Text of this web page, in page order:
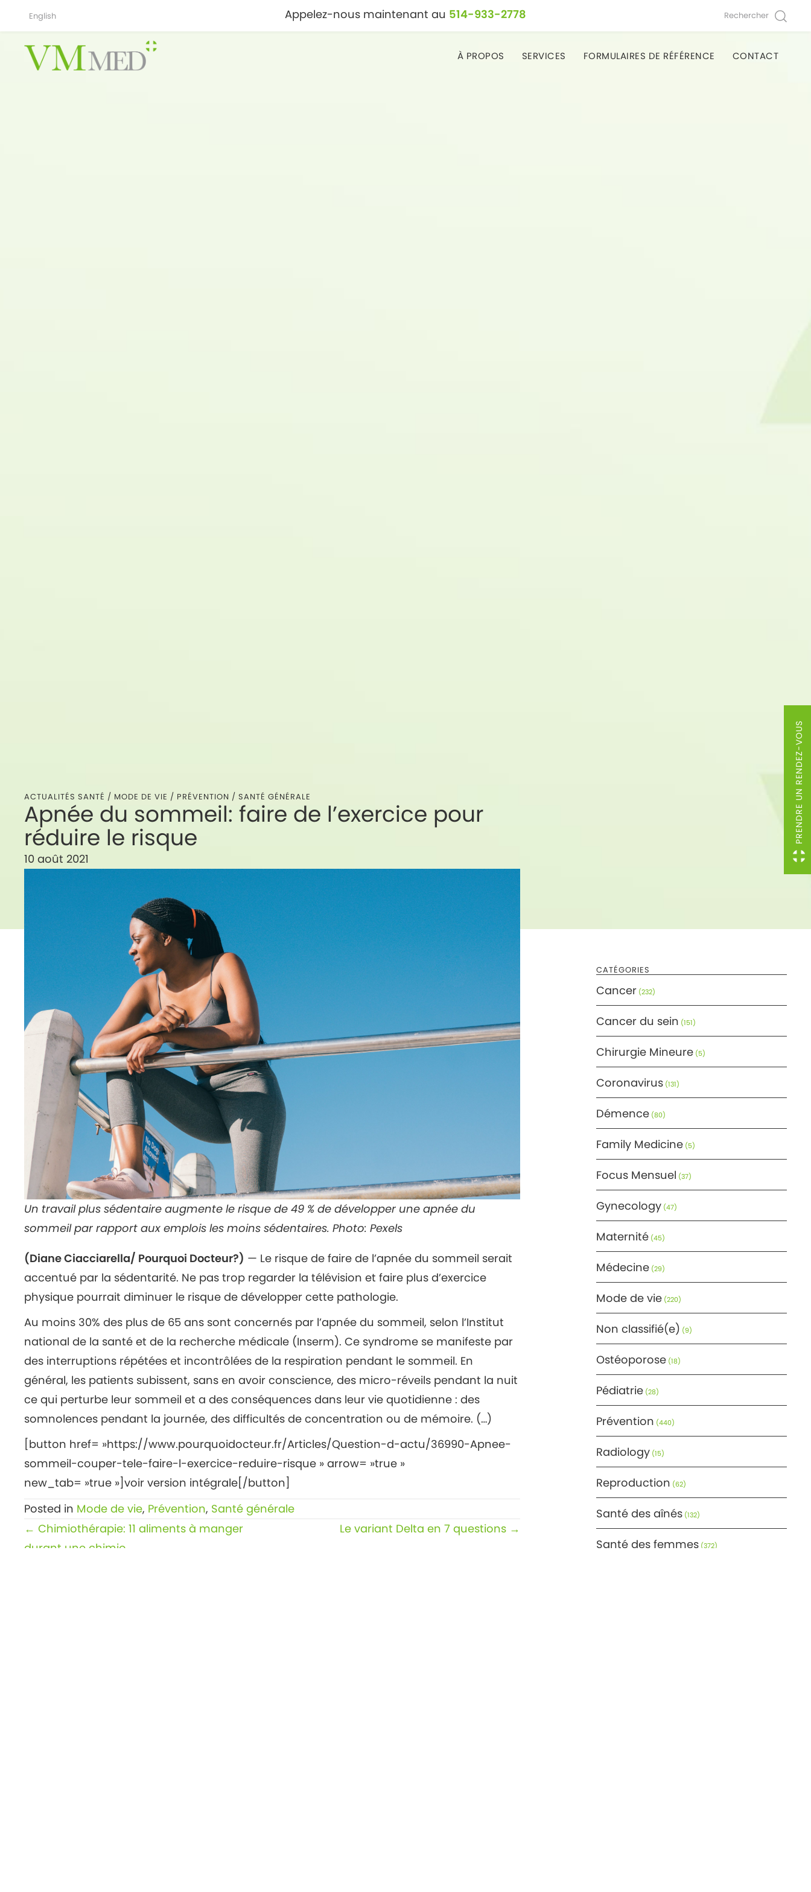
English Appelez-nous maintenant au 514-933-2778 Rechercher
À PROPOS SERVICES FORMULAIRES DE RÉFÉRENCE CONTACT
ACTUALITÉS SANTÉ / MODE DE VIE / PRÉVENTION / SANTÉ GÉNÉRALE
Apnée du sommeil: faire de l’exercice pour
réduire le risque
10 août 2021
Un travail plus sédentaire augmente le risque de 49 % de développer une apnée du
sommeil par rapport aux emplois les moins sédentaires. Photo: Pexels
(Diane Ciacciarella/ Pourquoi Docteur?) — Le risque de faire de l’apnée du sommeil serait
accentué par la sédentarité. Ne pas trop regarder la télévision et faire plus d’exercice
physique pourrait diminuer le risque de développer cette pathologie.
Au moins 30% des plus de 65 ans sont concernés par l’apnée du sommeil, selon l’Institut
national de la santé et de la recherche médicale (Inserm). Ce syndrome se manifeste par
des interruptions répétées et incontrôlées de la respiration pendant le sommeil. En
général, les patients subissent, sans en avoir conscience, des micro-réveils pendant la nuit
ce qui perturbe leur sommeil et a des conséquences dans leur vie quotidienne : des
somnolences pendant la journée, des difficultés de concentration ou de mémoire. (…)
[button href= »https://www.pourquoidocteur.fr/Articles/Question-d-actu/36990-Apnee-
sommeil-couper-tele-faire-l-exercice-reduire-risque » arrow= »true »
new_tab= »true »]voir version intégrale[/button]
Posted in Mode de vie, Prévention, Santé générale
Posts
navigation
← Chimiothérapie: 11 aliments à manger
durant une chimio
Le variant Delta en 7 questions →
CATÉGORIES
Cancer(232)
Cancer du sein (151)
Chirurgie Mineure(5)
Coronavirus(131)
Démence(80)
Family Medicine(5)
Focus Mensuel (37)
Gynecology(47)
Maternité(45)
Médecine(29)
Mode de vie(220)
Non classifié(e) (9)
Ostéoporose(18)
Pédiatrie(28)
Prévention (440)
Radiology(15)
Reproduction (62)
Santé des aînés(132)
Santé des femmes(372)
PRENDRE UN RENDEZ-VOUS